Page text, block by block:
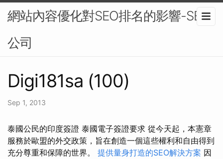
網站內容優化對SEO排名的影響-SEO
公司
Digi181sa (100)
Sep 1, 2013
泰國公民的印度簽證 泰國電子簽證要求 從今天起，本憲章
服務於歐盟的外交政策，旨在創造一個這些權利和自由得到
充分尊重和保障的世界。 提供量身打造的SEO解決方案 因